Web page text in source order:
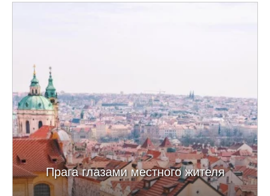
Прага глазами местного жителя